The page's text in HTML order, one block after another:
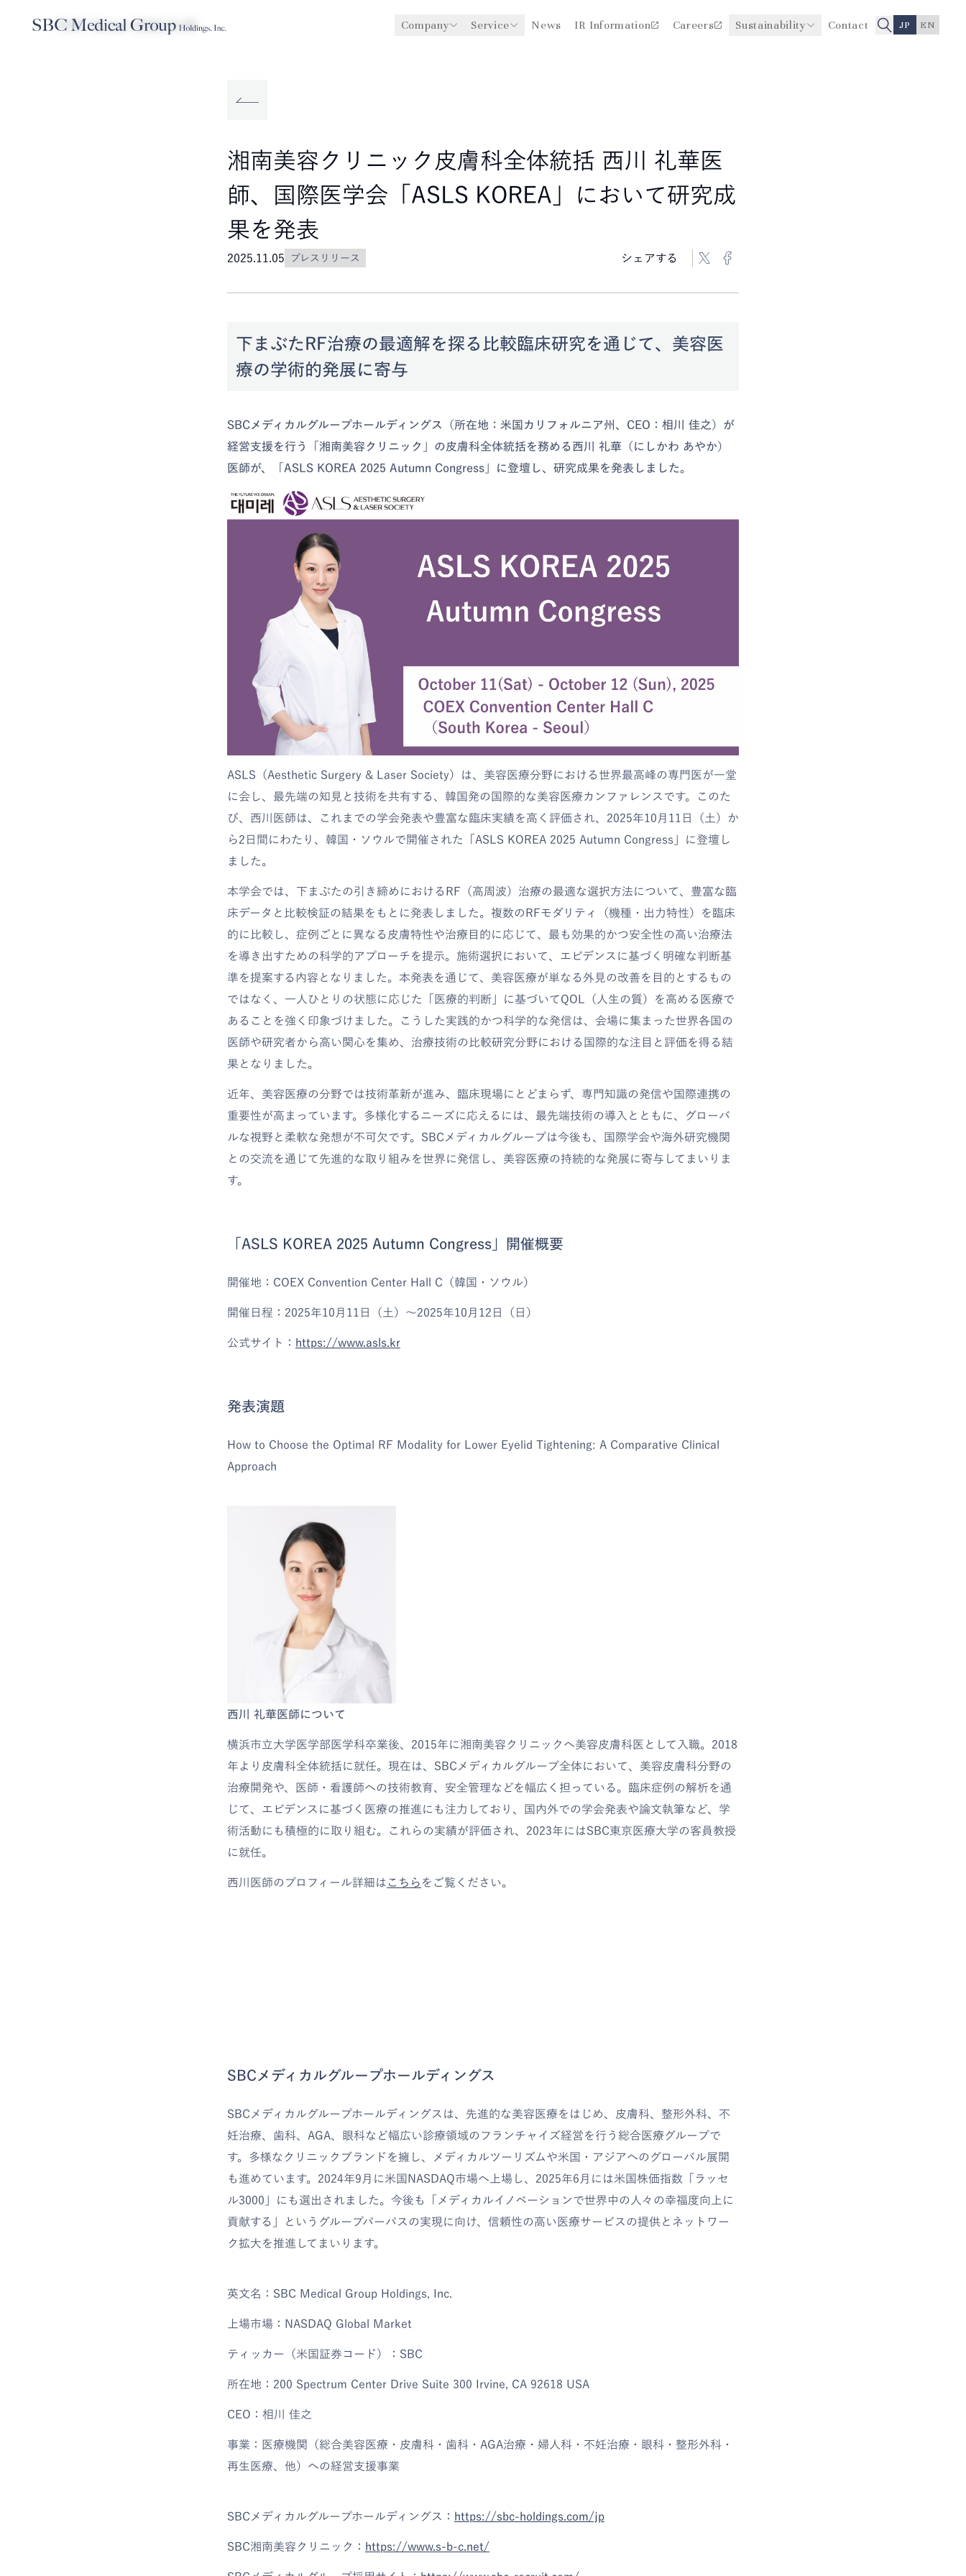
Company Service News IR Information Careers Sustainability Contact JP EN
Company
Service
Sustainability
TOP News 2025.11.05
湘南美容クリニック皮膚科全体統括 西川 礼華医
師、国際医学会「ASLS KOREA」において研究成
果を発表
2025.11.05 プレスリリース シェアする
下まぶたRF治療の最適解を探る比較臨床研究を通じて、美容医
療の学術的発展に寄与
SBCメディカルグループホールディングス（所在地：米国カリフォルニア州、CEO：相川 佳之）が
経営支援を行う「湘南美容クリニック」の皮膚科全体統括を務める西川 礼華（にしかわ あやか）
医師が、「ASLS KOREA 2025 Autumn Congress」に登壇し、研究成果を発表しました。
ASLS（Aesthetic Surgery & Laser Society）は、美容医療分野における世界最高峰の専門医が一堂
に会し、最先端の知見と技術を共有する、韓国発の国際的な美容医療カンファレンスです。このた
び、西川医師は、これまでの学会発表や豊富な臨床実績を高く評価され、2025年10月11日（土）か
ら2日間にわたり、韓国・ソウルで開催された「ASLS KOREA 2025 Autumn Congress」に登壇し
ました。
本学会では、下まぶたの引き締めにおけるRF（高周波）治療の最適な選択方法について、豊富な臨
床データと比較検証の結果をもとに発表しました。複数のRFモダリティ（機種・出力特性）を臨床
的に比較し、症例ごとに異なる皮膚特性や治療目的に応じて、最も効果的かつ安全性の高い治療法
を導き出すための科学的アプローチを提示。施術選択において、エビデンスに基づく明確な判断基
準を提案する内容となりました。本発表を通じて、美容医療が単なる外見の改善を目的とするもの
ではなく、一人ひとりの状態に応じた「医療的判断」に基づいてQOL（人生の質）を高める医療で
あることを強く印象づけました。こうした実践的かつ科学的な発信は、会場に集まった世界各国の
医師や研究者から高い関心を集め、治療技術の比較研究分野における国際的な注目と評価を得る結
果となりました。
近年、美容医療の分野では技術革新が進み、臨床現場にとどまらず、専門知識の発信や国際連携の
重要性が高まっています。多様化するニーズに応えるには、最先端技術の導入とともに、グローバ
ルな視野と柔軟な発想が不可欠です。SBCメディカルグループは今後も、国際学会や海外研究機関
との交流を通じて先進的な取り組みを世界に発信し、美容医療の持続的な発展に寄与してまいりま
す。
「ASLS KOREA 2025 Autumn Congress」開催概要
開催地：COEX Convention Center Hall C（韓国・ソウル）
開催日程：2025年10月11日（土）～2025年10月12日（日）
公式サイト： https://www.asls.kr
発表演題
How to Choose the Optimal RF Modality for Lower Eyelid Tightening: A Comparative Clinical
Approach
西川 礼華医師について
横浜市立大学医学部医学科卒業後、2015年に湘南美容クリニックへ美容皮膚科医として入職。2018
年より皮膚科全体統括に就任。現在は、SBCメディカルグループ全体において、美容皮膚科分野の
治療開発や、医師・看護師への技術教育、安全管理などを幅広く担っている。臨床症例の解析を通
じて、エビデンスに基づく医療の推進にも注力しており、国内外での学会発表や論文執筆など、学
術活動にも積極的に取り組む。これらの実績が評価され、2023年にはSBC東京医療大学の客員教授
に就任。
西川医師のプロフィール詳細は こちら をご覧ください。
SBCメディカルグループホールディングス
SBCメディカルグループホールディングスは、先進的な美容医療をはじめ、皮膚科、整形外科、不
妊治療、歯科、AGA、眼科など幅広い診療領域のフランチャイズ経営を行う総合医療グループで
す。多様なクリニックブランドを擁し、メディカルツーリズムや米国・アジアへのグローバル展開
も進めています。2024年9月に米国NASDAQ市場へ上場し、2025年6月には米国株価指数「ラッセ
ル3000」にも選出されました。今後も「メディカルイノベーションで世界中の人々の幸福度向上に
貢献する」というグループパーパスの実現に向け、信頼性の高い医療サービスの提供とネットワー
ク拡大を推進してまいります。
英文名：SBC Medical Group Holdings, Inc.
上場市場：NASDAQ Global Market
ティッカー（米国証券コード）：SBC
所在地：200 Spectrum Center Drive Suite 300 Irvine, CA 92618 USA
CEO：相川 佳之
事業：医療機関（総合美容医療・皮膚科・歯科・AGA治療・婦人科・不妊治療・眼科・整形外科・
再生医療、他）への経営支援事業
SBCメディカルグループホールディングス： https://sbc-holdings.com/jp
SBC湘南美容クリニック： https://www.s-b-c.net/